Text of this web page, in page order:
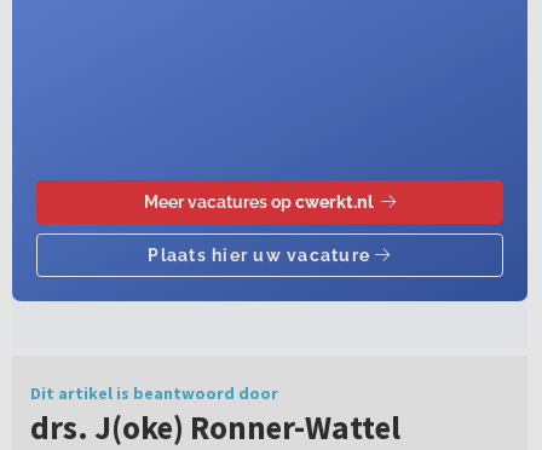
Dit artikel is beantwoord door
drs. J(oke) Ronner-Wattel